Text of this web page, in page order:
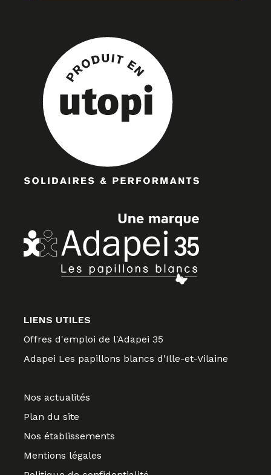
LIENS UTILES
Offres d'emploi de l'Adapei 35
Adapei Les papillons blancs d'Ille-et-Vilaine
Nos actualités
Plan du site
Nos établissements
Mentions légales